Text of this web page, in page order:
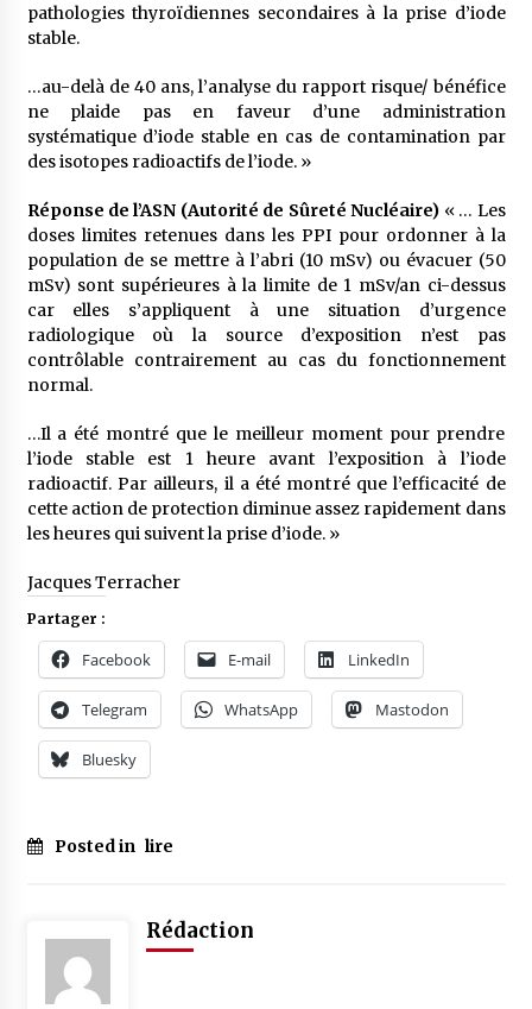
pathologies thyroïdiennes secondaires à la prise d’iode
stable.
…au-delà de 40 ans, l’analyse du rapport risque/ bénéfice
ne plaide pas en faveur d’une administration
systématique d’iode stable en cas de contamination par
des isotopes radioactifs de l’iode. »
Réponse de l’ASN (Autorité de Sûreté Nucléaire) « … Les
doses limites retenues dans les PPI pour ordonner à la
population de se mettre à l’abri (10 mSv) ou évacuer (50
mSv) sont supérieures à la limite de 1 mSv/an ci-dessus
car elles s’appliquent à une situation d’urgence
radiologique où la source d’exposition n’est pas
contrôlable contrairement au cas du fonctionnement
normal.
…Il a été montré que le meilleur moment pour prendre
l’iode stable est 1 heure avant l’exposition à l’iode
radioactif. Par ailleurs, il a été montré que l’efficacité de
cette action de protection diminue assez rapidement dans
les heures qui suivent la prise d’iode. »
Jacques Terracher
Partager :
Facebook E-mail LinkedIn
Telegram WhatsApp Mastodon
Bluesky
Posted in lire
Rédaction